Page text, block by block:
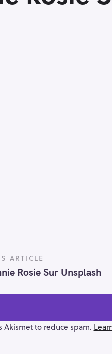
ARTICLE
Rosie Sur Unsplash
Akismet to reduce spam.